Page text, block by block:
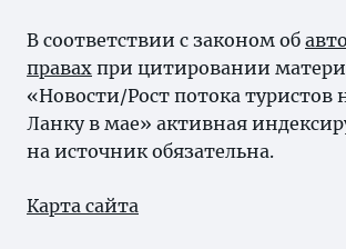
В соответствии с законом об
правах при цитировании
«Новости/Рост потока
Ланку в мае» активная
на источник обязательна.
Карта сайта